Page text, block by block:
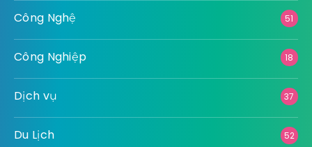
Công Nghệ 51
Công Nghiệp 18
Dịch vụ 37
Du Lịch 52